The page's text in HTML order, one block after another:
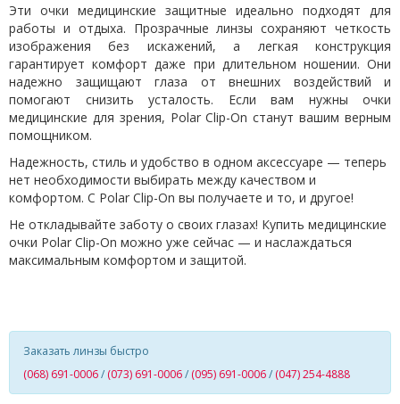
Эти очки медицинские защитные идеально подходят для
работы и отдыха. Прозрачные линзы сохраняют четкость
изображения без искажений, а легкая конструкция
гарантирует комфорт даже при длительном ношении. Они
надежно защищают глаза от внешних воздействий и
помогают снизить усталость. Если вам нужны очки
медицинские для зрения, Polar Clip-On станут вашим верным
помощником.
Надежность, стиль и удобство в одном аксессуаре — теперь
нет необходимости выбирать между качеством и
комфортом. С Polar Clip-On вы получаете и то, и другое!
Не откладывайте заботу о своих глазах! Купить медицинские
очки Polar Clip-On можно уже сейчас — и наслаждаться
максимальным комфортом и защитой.
Заказать линзы быстро
(068) 691-0006/ (073) 691-0006/ (095) 691-0006/ (047) 254-4888